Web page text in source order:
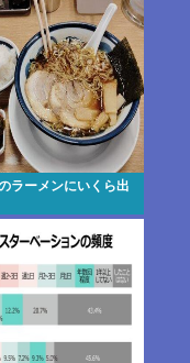
ラーメンにいくら出